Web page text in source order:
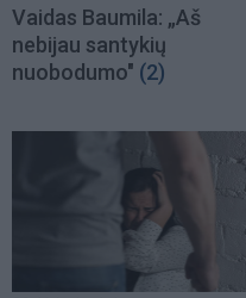
Vaidas Baumila: „Aš
nebijau santykių
nuobodumo" (2)